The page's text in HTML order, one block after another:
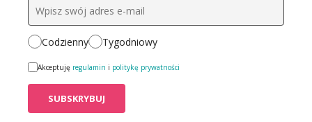
Codzienny Tygodniowy
Akceptuję regulamin i politykę prywatności